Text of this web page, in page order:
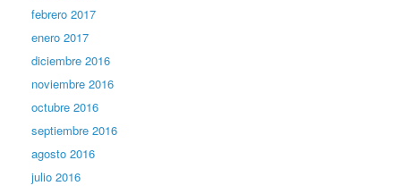
febrero 2017
enero 2017
diciembre 2016
noviembre 2016
octubre 2016
septiembre 2016
agosto 2016
julio 2016